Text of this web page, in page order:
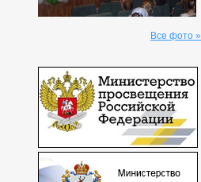
Все фото »